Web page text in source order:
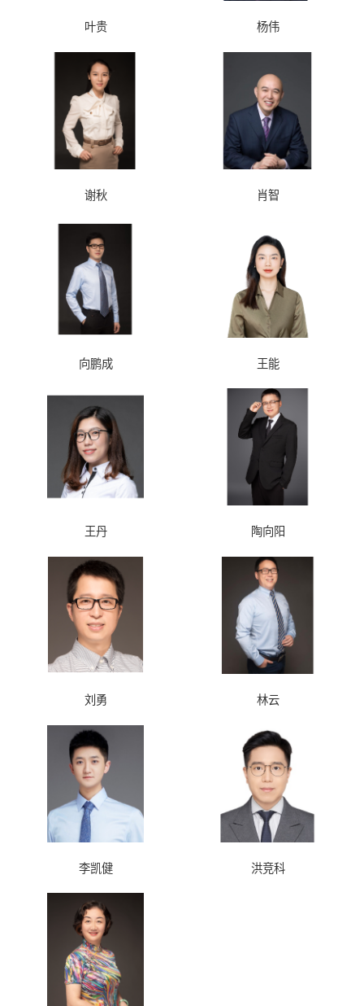
叶贵 杨伟
谢秋 肖智
向鹏成 王能
王丹 陶向阳
刘勇 林云
李凯健 洪竞科